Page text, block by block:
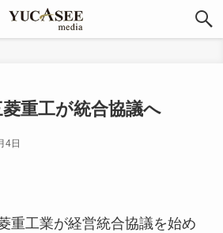
菱重工が統合協議へ
4日
重工業が経営統合協議を始め